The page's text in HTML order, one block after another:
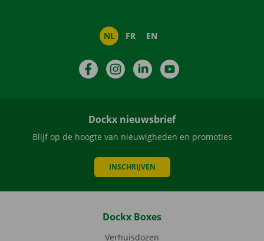
NL FR EN
FacebookInstagramLinkedIn
Dockx nieuwsbrief
Blijf op de hoogte van nieuwigheden en promoties
INSCHRIJVEN
Dockx Boxes
Verhuisdozen